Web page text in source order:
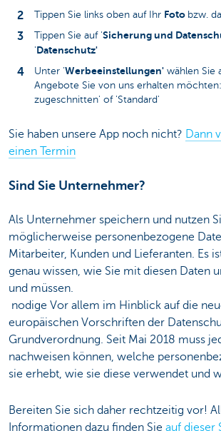
Tippen Sie links oben auf Ihr Foto bzw.
Tippen Sie auf 'Sicherung und
'Datenschutz'
Unter 'Werbeeinstellungen' wählen Sie
Angebote Sie von uns erhalten
zugeschnitten' of 'Standard'
Sie haben unsere App noch nicht? Dann
einen Termin
Sind Sie Unternehmer?
Als Unternehmer speichern und nutzen
möglicherweise personenbezogene
Mitarbeiter, Kunden und Lieferanten. Es
genau wissen, wie Sie mit diesen Daten
und müssen.
nodige Vor allem im Hinblick auf die
europäischen Vorschriften der
Grundverordnung. Seit Mai 2018 muss
nachweisen können, welche
sie erhebt, wie sie diese verwendet und
Bereiten Sie sich daher rechtzeitig vor!
Informationen dazu finden Sie auf dieser